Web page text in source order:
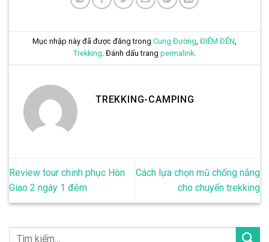
Mục nhập này đã được đăng trong Cung Đường, ĐIỂM ĐẾN,
Trekking. Đánh dấu trang permalink.
TREKKING-CAMPING
Review tour chinh phục Hòn
Giao 2 ngày 1 đêm
Cách lựa chọn mũ chống nắng
cho chuyến trekking